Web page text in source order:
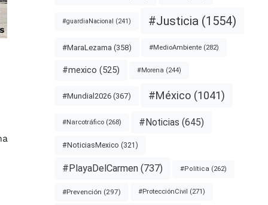
#guardiaNacional (241) #Justicia (1554)
#MaraLezama (358) #MedioAmbiente(282)
#mexico (525) #Morena (244)
#Mundial2026(367) #México(1041)
#Narcotráfico(268) #Noticias (645)
#NoticiasMexico (321)
#PlayaDelCarmen(737) #Política (262)
#Prevención (297) #ProtecciónCivil (271)